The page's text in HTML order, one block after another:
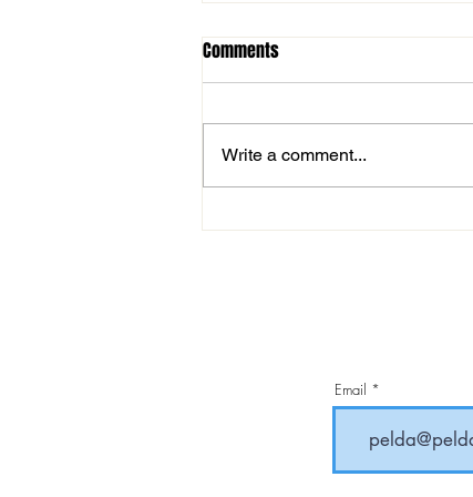
MOL Magyar Kupa: magabiztos
Comments
Write a comment...
Email